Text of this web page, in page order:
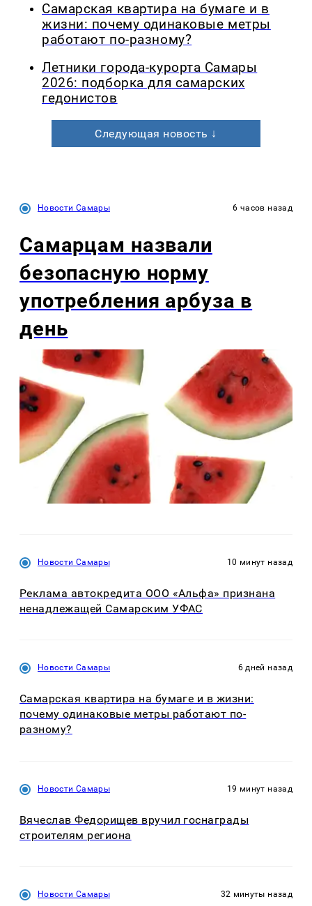
Самарская квартира на бумаге и в
жизни: почему одинаковые метры
работают по-разному?
Летники города-курорта Самары
2026: подборка для самарских
гедонистов
Следующая новость ↓
Новости Самары 6 часов назад
Самарцам назвали
безопасную норму
употребления арбуза в
день
Новости Самары 10 минут назад
Реклама автокредита ООО «Альфа» признана
ненадлежащей Самарским УФАС
Новости Самары 6 дней назад
Самарская квартира на бумаге и в жизни:
почему одинаковые метры работают по-
разному?
Новости Самары 19 минут назад
Вячеслав Федорищев вручил госнаграды
строителям региона
Новости Самары 32 минуты назад